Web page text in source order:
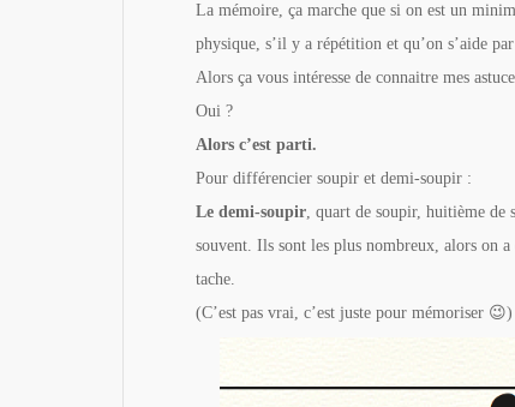
La mémoire, ça marche que si on est un
physique, s’il y a répétition et qu’on s’aide
Alors ça vous intéresse de connaitre mes
Oui ?
Alors c’est parti.
Pour différencier soupir et demi-soupir :
Le demi-soupir, quart de soupir, huitième de
souvent. Ils sont les plus nombreux, alors on
tache.
(C’est pas vrai, c’est juste pour mémoriser 😉)